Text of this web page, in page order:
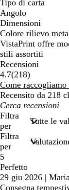
Tipo di carta
Angolo
Dimensioni
Colore rilievo
VistaPrint offre
stili assortiti
Recensioni
4.7(218218
recensioni
)
Come raccogliamo
Recensito da 218
I
miei
termini
di
ricerca
Filtra
per
Filtra
per
5
Perfetto
29 giu 2026 |
Consegna